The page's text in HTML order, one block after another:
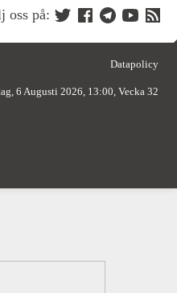
oss på:
Datapolicy
6 Augusti 2026, 13:00, Vecka 32